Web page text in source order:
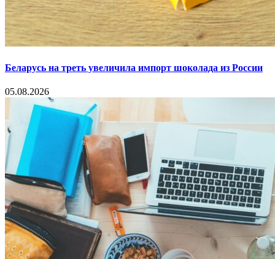
Беларусь на треть увеличила импорт шоколада из России
05.08.2026